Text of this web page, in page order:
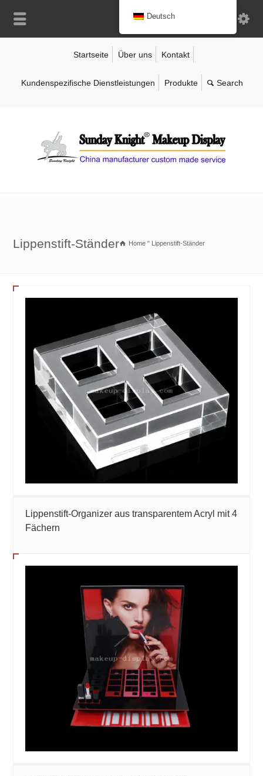
Startseite Über uns Kontakt
Kundenspezifische Dienstleistungen Produkte
Lippenstift-Ständer Home " Lippenstift-Ständer
Lippenstift-Organizer aus transparentem Acryl mit 4
Fächern
Deutsch